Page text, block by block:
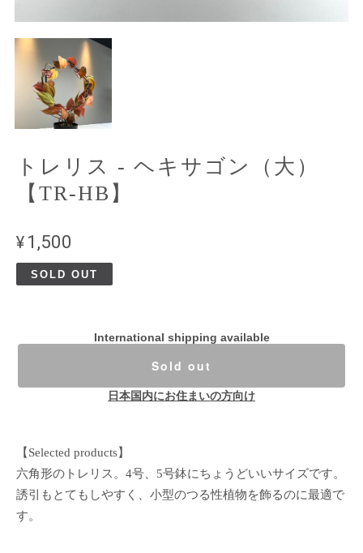
トレリス - ヘキサゴン（大）
【TR-HB】
¥1,500
SOLD OUT
International shipping available
Sold out
日本国内にお住まいの方向け
【Selected products】
六角形のトレリス。4号、5号鉢にちょうどいいサイズです。
誘引もとてもしやすく、小型のつる性植物を飾るのに最適で
す。